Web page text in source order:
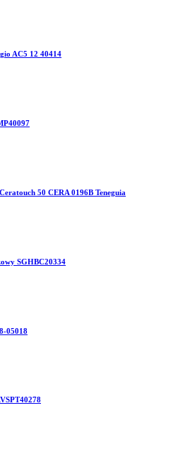
AC5 12 40414
50 CERA 0196B Teneguia
SGHBC20334
05018